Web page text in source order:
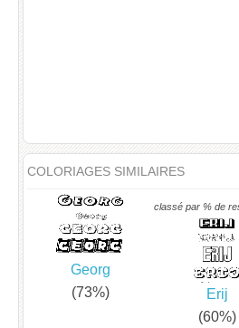
COLORIAGES SIMILAIRES
classé par % de
Georg
(73%)
Erij
(60%)